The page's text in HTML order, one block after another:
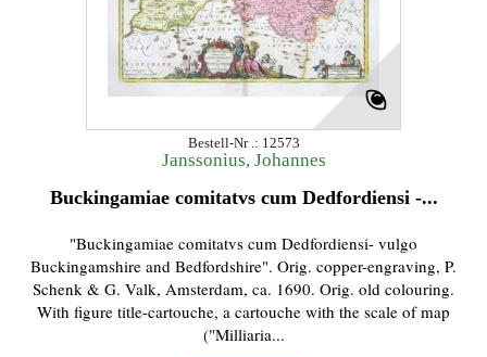
Bestell-Nr .: 12573
Janssonius, Johannes
Buckingamiae comitatvs cum Dedfordiensi -...
"Buckingamiae comitatvs cum Dedfordiensi- vulgo
Buckingamshire and Bedfordshire". Orig. copper-engraving, P.
Schenk & G. Valk, Amsterdam, ca. 1690. Orig. old colouring.
With figure title-cartouche, a cartouche with the scale of map
("Milliaria...